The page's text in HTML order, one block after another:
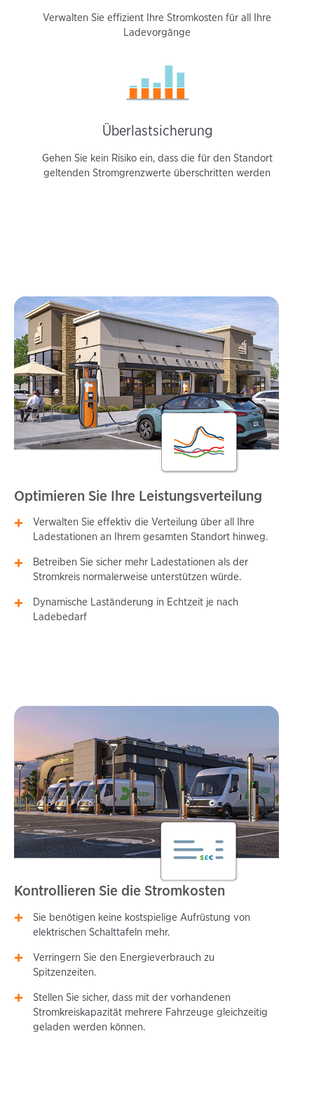
Verwalten Sie effizient Ihre Stromkosten für all Ihre
Ladevorgänge
Überlastsicherung
Gehen Sie kein Risiko ein, dass die für den Standort
geltenden Stromgrenzwerte überschritten werden
Optimieren Sie Ihre Leistungsverteilung
Verwalten Sie effektiv die Verteilung über all Ihre
Ladestationen an Ihrem gesamten Standort hinweg.
Betreiben Sie sicher mehr Ladestationen als der
Stromkreis normalerweise unterstützen würde.
Dynamische Laständerung in Echtzeit je nach
Ladebedarf
Kontrollieren Sie die Stromkosten
Sie benötigen keine kostspielige Aufrüstung von
elektrischen Schalttafeln mehr.
Verringern Sie den Energieverbrauch zu
Spitzenzeiten.
Stellen Sie sicher, dass mit der vorhandenen
Stromkreiskapazität mehrere Fahrzeuge gleichzeitig
geladen werden können.